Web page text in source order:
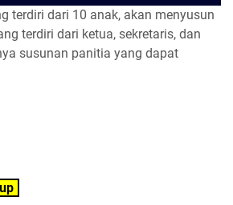
terdiri dari 10 anak, akan menyusun
terdiri dari ketua, sekretaris, dan
susunan panitia yang dapat